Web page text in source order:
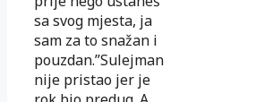
sa svog mjesta, ja
sam za to snažan i
pouzdan.”Sulejman
nije pristao jer je